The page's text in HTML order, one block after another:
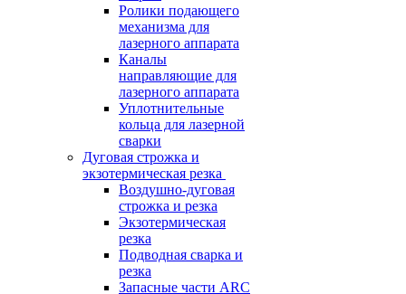
Ролики подающего
механизма для
лазерного аппарата
Каналы
направляющие для
лазерного аппарата
Уплотнительные
кольца для лазерной
сварки
Дуговая строжка и
экзотермическая резка
Воздушно-дуговая
строжка и резка
Экзотермическая
резка
Подводная сварка и
резка
Запасные части ARC